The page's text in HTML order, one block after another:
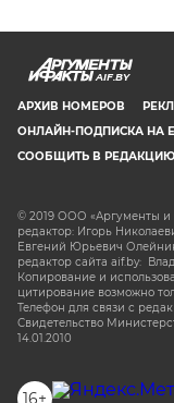
AIF.BY
АРХИВ НОМЕРОВ
ОНЛАЙН-ПОДПИСКА НА
СООБЩИТЬ В
© 2019 ООО «Аргументы и
редактор: Игорь
Евгений Юрьевич
редактор сайта aif.by:
Копирование и
цитирование возможно
Телефон для связи с
Свидетельство
14.01.2010
16+